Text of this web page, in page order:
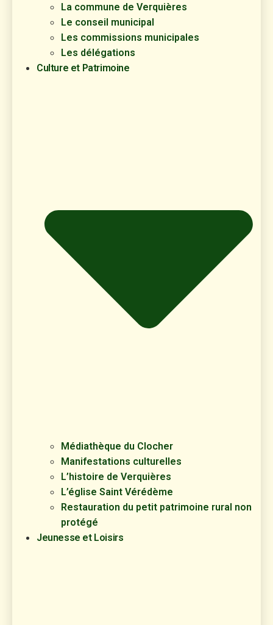
La commune de Verquières
Le conseil municipal
Les commissions municipales
Les délégations
Culture et Patrimoine
Médiathèque du Clocher
Manifestations culturelles
L’histoire de Verquières
L’église Saint Vérédème
Restauration du petit patrimoine rural non
protégé
Jeunesse et Loisirs